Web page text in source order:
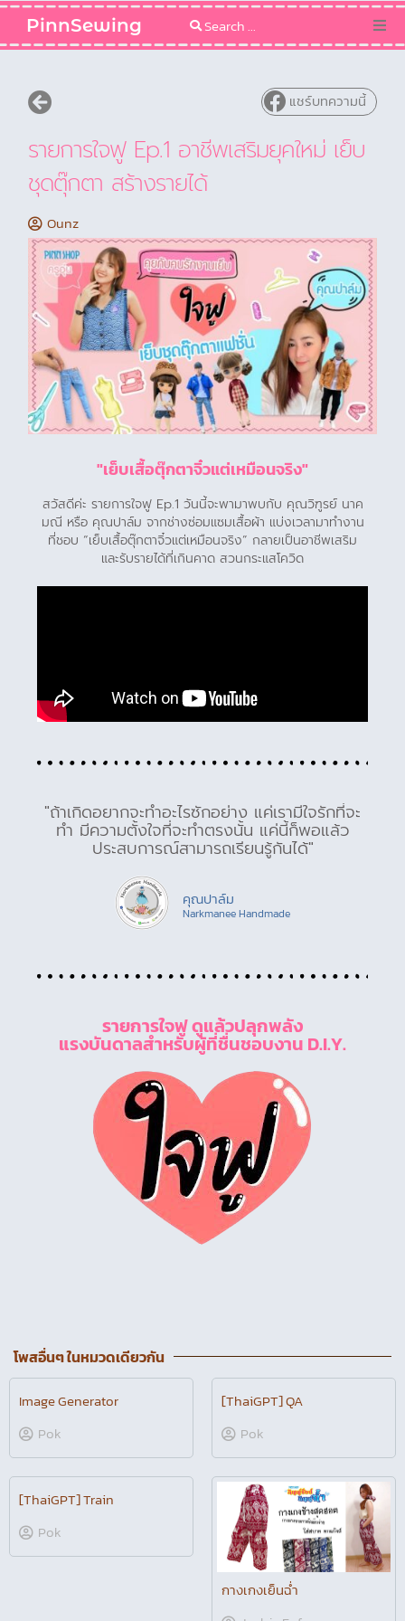
PinnSewing
Sewing Pattern
แชร์บทความนี้
รายการใจฟู Ep.1 อาชีพเสริมยุคใหม่ เย็บ
ชุดตุ๊กตา สร้างรายได้
Ounz
"เย็บเสื้อตุ๊กตาจิ๋วแต่เหมือนจริง"
สวัสดีค่ะ รายการใจฟู Ep.1 วันนี้จะพามาพบกับ คุณวิฑูรย์ นาค
มณี หรือ คุณปาล์ม จากช่างซ่อมแซมเสื้อผ้า แบ่งเวลามาทำงาน
ที่ชอบ “เย็บเสื้อตุ๊กตาจิ๋วแต่เหมือนจริง” กลายเป็นอาชีพเสริม
และรับรายได้ที่เกินคาด สวนกระแสโควิด
"ถ้าเกิดอยากจะทำอะไรซักอย่าง แค่เรามีใจรักที่จะ
ทำ มีความตั้งใจที่จะทำตรงนั้น แค่นี้ก็พอแล้ว
ประสบการณ์สามารถเรียนรู้กันได้"
คุณปาล์ม
Narkmanee Handmade
รายการใจฟู ดูแล้วปลุกพลัง
แรงบันดาลสำหรับผู้ที่ชื่นชอบงาน D.I.Y.
โพสอื่นๆ ในหมวดเดียวกัน
Image Generator
Pok
[ThaiGPT] QA
Pok
[ThaiGPT] Train
Pok
กางเกงเย็นฉ่ำ